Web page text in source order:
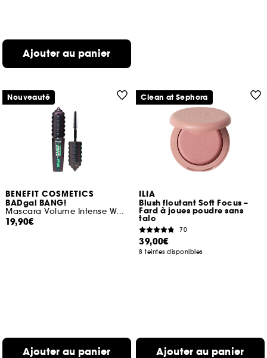
Ajouter au panier
BENEFIT COSMETICS
BADgal BANG!
Mascara Volume Intense Waterproof Mini
19,90€
Ajouter au panier
Nouveauté
ILIA
Blush floutant Soft Focus –
Fard à joues poudre sans
talc
70
39,00€
8 teintes disponibles
Ajouter au panier
Clean at Sephora